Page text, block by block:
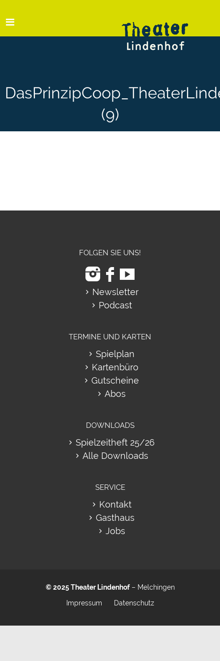
(9)
FOLGEN SIE UNS!
Newsletter
Podcast
TERMINE UND KARTEN
Spielplan
Kartenbüro
Gutscheine
Abos
DOWNLOADS
Spielzeitheft 25/26
Alle Downloads
SERVICE
Kontakt
Gasthaus
Jobs
© 2025Theater Lindenhof– Melchingen
Impressum
Datenschutz